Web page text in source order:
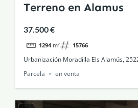
Terreno en Alamus
37.500 €
1294 m² 15766
Urbanización Moradilla Els Alamús,
Parcela
en venta